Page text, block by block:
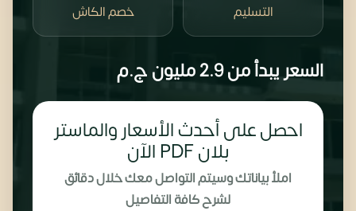
التسليم خصم الكاش
السعر يبدأ من2.9 مليون ج.م
احصل على أحدث الأسعار والماستر
بلان PDF الآن
املأ بياناتك وسيتم التواصل معك خلال دقائق
لشرح كافة التفاصيل